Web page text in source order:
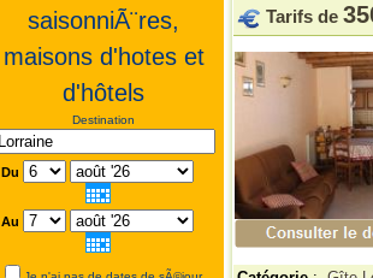
saisonniÃ¨res,
maisons d'hotes et
d'hôtels
Destination
Du
Au
Tarifs de